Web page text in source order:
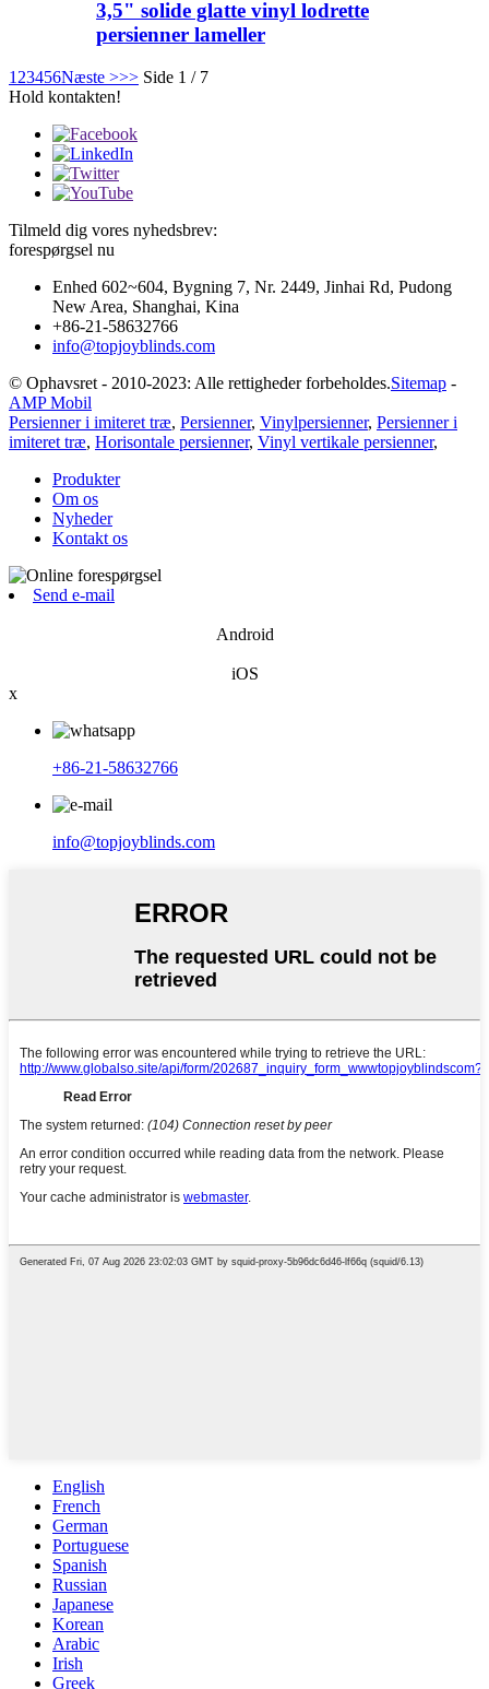
3,5" solide glatte vinyl lodrette
persienner lameller
1 23456Næste >>> Side 1 / 7
Hold kontakten!
Tilmeld dig vores nyhedsbrev:
forespørgsel nu
Enhed 602~604, Bygning 7, Nr. 2449, Jinhai Rd, Pudong
New Area, Shanghai, Kina
+86-21-58632766
info@topjoyblinds.com
© Ophavsret - 2010-2023: Alle rettigheder forbeholdes.Sitemap -
AMP Mobil
Persienner i imiteret træ, Persienner, Vinylpersienner, Persienner i
imiteret træ, Horisontale persienner, Vinyl vertikale persienner,
Produkter
Om os
Nyheder
Kontakt os
Send e-mail
Android
iOS
x
+86-21-58632766
info@topjoyblinds.com
English
French
German
Portuguese
Spanish
Russian
Japanese
Korean
Arabic
Irish
Greek